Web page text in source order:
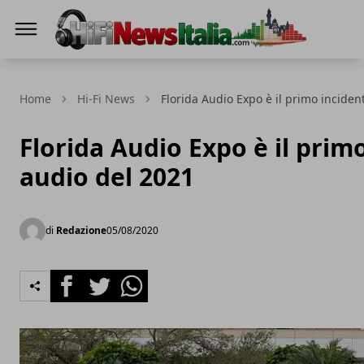
Home Hi-Fi News Florida Audio Expo è il primo
Florida Audio Expo è il
audio del 2021
di Redazione05/08/2020
FacebookTwitterWhatsapp